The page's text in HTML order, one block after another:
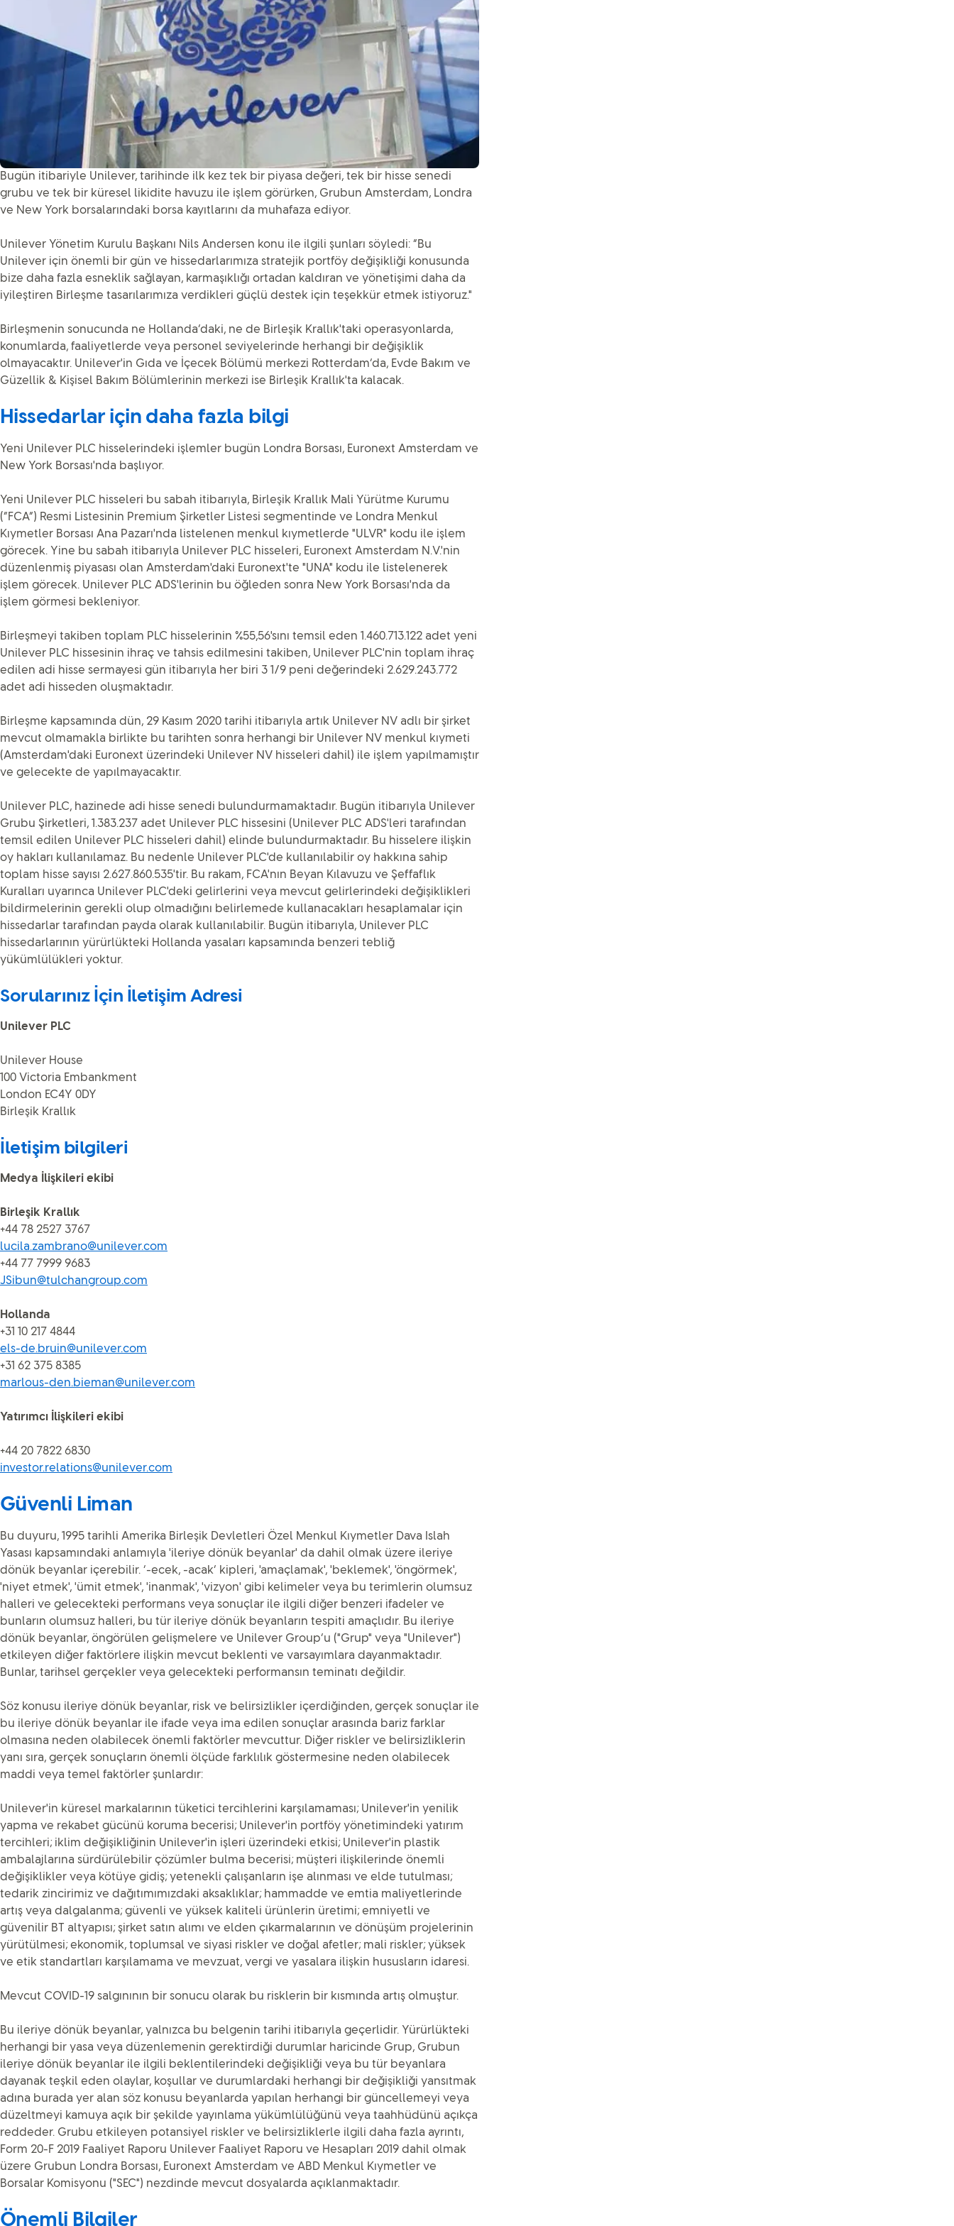
Bugün itibariyle Unilever, tarihinde ilk kez tek bir piyasa değeri, tek bir hisse senedi
grubu ve tek bir küresel likidite havuzu ile işlem görürken, Grubun Amsterdam, Londra
ve New York borsalarındaki borsa kayıtlarını da muhafaza ediyor.
Unilever Yönetim Kurulu Başkanı Nils Andersen konu ile ilgili şunları söyledi: “Bu
Unilever için önemli bir gün ve hissedarlarımıza stratejik portföy değişikliği konusunda
bize daha fazla esneklik sağlayan, karmaşıklığı ortadan kaldıran ve yönetişimi daha da
iyileştiren Birleşme tasarılarımıza verdikleri güçlü destek için teşekkür etmek istiyoruz."
Birleşmenin sonucunda ne Hollanda’daki, ne de Birleşik Krallık'taki operasyonlarda,
konumlarda, faaliyetlerde veya personel seviyelerinde herhangi bir değişiklik
olmayacaktır. Unilever'in Gıda ve İçecek Bölümü merkezi Rotterdam’da, Evde Bakım ve
Güzellik & Kişisel Bakım Bölümlerinin merkezi ise Birleşik Krallık'ta kalacak.
Hissedarlar için daha fazla bilgi
Yeni Unilever PLC hisselerindeki işlemler bugün Londra Borsası, Euronext Amsterdam ve
New York Borsası'nda başlıyor.
Yeni Unilever PLC hisseleri bu sabah itibarıyla, Birleşik Krallık Mali Yürütme Kurumu
(“FCA”) Resmi Listesinin Premium Şirketler Listesi segmentinde ve Londra Menkul
Kıymetler Borsası Ana Pazarı'nda listelenen menkul kıymetlerde "ULVR" kodu ile işlem
görecek. Yine bu sabah itibarıyla Unilever PLC hisseleri, Euronext Amsterdam N.V.'nin
düzenlenmiş piyasası olan Amsterdam'daki Euronext'te "UNA" kodu ile listelenerek
işlem görecek. Unilever PLC ADS'lerinin bu öğleden sonra New York Borsası'nda da
işlem görmesi bekleniyor.
Birleşmeyi takiben toplam PLC hisselerinin %55,56'sını temsil eden 1.460.713.122 adet yeni
Unilever PLC hissesinin ihraç ve tahsis edilmesini takiben, Unilever PLC'nin toplam ihraç
edilen adi hisse sermayesi gün itibarıyla her biri 3 1/9 peni değerindeki 2.629.243.772
adet adi hisseden oluşmaktadır.
Birleşme kapsamında dün, 29 Kasım 2020 tarihi itibarıyla artık Unilever NV adlı bir şirket
mevcut olmamakla birlikte bu tarihten sonra herhangi bir Unilever NV menkul kıymeti
(Amsterdam'daki Euronext üzerindeki Unilever NV hisseleri dahil) ile işlem yapılmamıştır
ve gelecekte de yapılmayacaktır.
Unilever PLC, hazinede adi hisse senedi bulundurmamaktadır. Bugün itibarıyla Unilever
Grubu Şirketleri, 1.383.237 adet Unilever PLC hissesini (Unilever PLC ADS'leri tarafından
temsil edilen Unilever PLC hisseleri dahil) elinde bulundurmaktadır. Bu hisselere ilişkin
oy hakları kullanılamaz. Bu nedenle Unilever PLC'de kullanılabilir oy hakkına sahip
toplam hisse sayısı 2.627.860.535'tir. Bu rakam, FCA'nın Beyan Kılavuzu ve Şeffaflık
Kuralları uyarınca Unilever PLC'deki gelirlerini veya mevcut gelirlerindeki değişiklikleri
bildirmelerinin gerekli olup olmadığını belirlemede kullanacakları hesaplamalar için
hissedarlar tarafından payda olarak kullanılabilir. Bugün itibarıyla, Unilever PLC
hissedarlarının yürürlükteki Hollanda yasaları kapsamında benzeri tebliğ
yükümlülükleri yoktur.
Sorularınız İçin İletişim Adresi
Unilever PLC
Unilever House
100 Victoria Embankment
London EC4Y 0DY
Birleşik Krallık
İletişim bilgileri
Medya İlişkileri ekibi
Birleşik Krallık
+44 78 2527 3767
lucila.zambrano@unilever.com
+44 77 7999 9683
JSibun@tulchangroup.com
Hollanda
+31 10 217 4844
els-de.bruin@unilever.com
+31 62 375 8385
marlous-den.bieman@unilever.com
Yatırımcı İlişkileri ekibi
+44 20 7822 6830
investor.relations@unilever.com
Güvenli Liman
Bu duyuru, 1995 tarihli Amerika Birleşik Devletleri Özel Menkul Kıymetler Dava Islah
Yasası kapsamındaki anlamıyla 'ileriye dönük beyanlar' da dahil olmak üzere ileriye
dönük beyanlar içerebilir. ‘-ecek, -acak’ kipleri, 'amaçlamak', 'beklemek', 'öngörmek',
'niyet etmek', 'ümit etmek', 'inanmak', 'vizyon' gibi kelimeler veya bu terimlerin olumsuz
halleri ve gelecekteki performans veya sonuçlar ile ilgili diğer benzeri ifadeler ve
bunların olumsuz halleri, bu tür ileriye dönük beyanların tespiti amaçlıdır. Bu ileriye
dönük beyanlar, öngörülen gelişmelere ve Unilever Group’u ("Grup" veya "Unilever")
etkileyen diğer faktörlere ilişkin mevcut beklenti ve varsayımlara dayanmaktadır.
Bunlar, tarihsel gerçekler veya gelecekteki performansın teminatı değildir.
Söz konusu ileriye dönük beyanlar, risk ve belirsizlikler içerdiğinden, gerçek sonuçlar ile
bu ileriye dönük beyanlar ile ifade veya ima edilen sonuçlar arasında bariz farklar
olmasına neden olabilecek önemli faktörler mevcuttur. Diğer riskler ve belirsizliklerin
yanı sıra, gerçek sonuçların önemli ölçüde farklılık göstermesine neden olabilecek
maddi veya temel faktörler şunlardır:
Unilever'in küresel markalarının tüketici tercihlerini karşılamaması; Unilever'in yenilik
yapma ve rekabet gücünü koruma becerisi; Unilever'in portföy yönetimindeki yatırım
tercihleri; iklim değişikliğinin Unilever'in işleri üzerindeki etkisi; Unilever'in plastik
ambalajlarına sürdürülebilir çözümler bulma becerisi; müşteri ilişkilerinde önemli
değişiklikler veya kötüye gidiş; yetenekli çalışanların işe alınması ve elde tutulması;
tedarik zincirimiz ve dağıtımımızdaki aksaklıklar; hammadde ve emtia maliyetlerinde
artış veya dalgalanma; güvenli ve yüksek kaliteli ürünlerin üretimi; emniyetli ve
güvenilir BT altyapısı; şirket satın alımı ve elden çıkarmalarının ve dönüşüm projelerinin
yürütülmesi; ekonomik, toplumsal ve siyasi riskler ve doğal afetler; mali riskler; yüksek
ve etik standartları karşılamama ve mevzuat, vergi ve yasalara ilişkin hususların idaresi.
Mevcut COVID-19 salgınının bir sonucu olarak bu risklerin bir kısmında artış olmuştur.
Bu ileriye dönük beyanlar, yalnızca bu belgenin tarihi itibarıyla geçerlidir. Yürürlükteki
herhangi bir yasa veya düzenlemenin gerektirdiği durumlar haricinde Grup, Grubun
ileriye dönük beyanlar ile ilgili beklentilerindeki değişikliği veya bu tür beyanlara
dayanak teşkil eden olaylar, koşullar ve durumlardaki herhangi bir değişikliği yansıtmak
adına burada yer alan söz konusu beyanlarda yapılan herhangi bir güncellemeyi veya
düzeltmeyi kamuya açık bir şekilde yayınlama yükümlülüğünü veya taahhüdünü açıkça
reddeder. Grubu etkileyen potansiyel riskler ve belirsizliklerle ilgili daha fazla ayrıntı,
Form 20-F 2019 Faaliyet Raporu Unilever Faaliyet Raporu ve Hesapları 2019 dahil olmak
üzere Grubun Londra Borsası, Euronext Amsterdam ve ABD Menkul Kıymetler ve
Borsalar Komisyonu ("SEC") nezdinde mevcut dosyalarda açıklanmaktadır.
Önemli Bilgiler